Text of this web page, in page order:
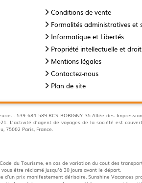
Conditions de vente
Formalités administratives et
Informatique et Libertés
Propriété intellectuelle et
Mentions légales
Contactez-nous
Plan de site
- 539 684 589 RCS BOBIGNY 35 Allée des
L’activité d’agent de voyages de la société est
75002 Paris, France.
du Tourisme, en cas de variation du cout des
être réclamé jusqu’à 30 jours avant le départ.
d'un prix manifestement dérisoire, Sunshine